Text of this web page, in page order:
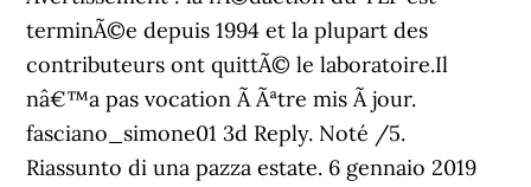
terminÃ©e depuis 1994 et la plupart des
contributeurs ont quittÃ© le laboratoire.Il
nâ€™a pas vocation Ã Ãªtre mis Ã jour.
fasciano_simone01 3d Reply. Noté /5.
Riassunto di una pazza estate. 6 gennaio 2019